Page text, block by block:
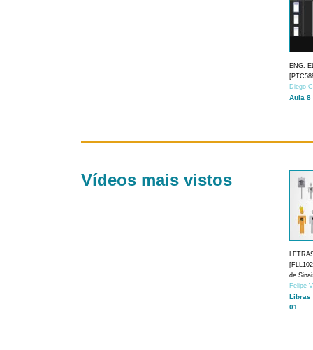
ENG.
Diego
Aula 8
Vídeos mais vistos
de
Felipe
Libras
01